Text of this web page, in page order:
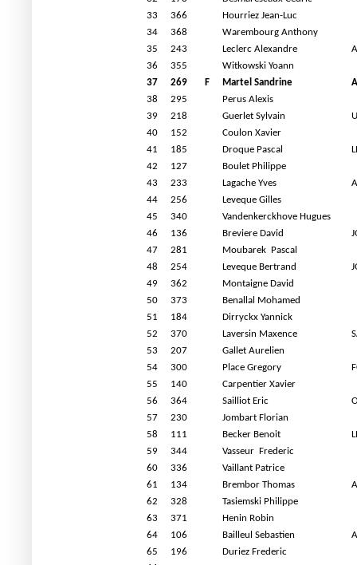
33
366
Hourriez Jean-Luc
34
368
Warembourg Anthony
35
243 Leclerc Alexandre
36
355
Witkowski Yoann
37
269 F Martel Sandrine
38
295
Perus Alexis
39
218 Guerlet Sylvain
40
152
Coulon Xavier
41
185 Droque Pascal
42
127
Boulet Philippe
43
233 Lagache Yves
44
256
Leveque Gilles
45
340
Vandenkerckhove Hugues
46
136 Breviere David
47
281 Moubarek
Pascal
48
254 Leveque Bertrand
49
362
Montaigne David
50
373
Benallal Mohamed
51
184
Dirryckx Yannick
52
370 Laversin Maxence
53
207
Gallet Aurelien
54
300 Place Gregory
55
140
Carpentier Xavier
56
364 Sailliot Eric
57
230
Jombart Florian
58
111 Becker Benoit
59
344 Vasseur
Frederic
60
336
Vaillant Patrice
61
134 Brembor Thomas
62
328
Tasiemski Philippe
63
371
Henin Robin
64
106 Bailleul Sebastien
65
196
Duriez Frederic